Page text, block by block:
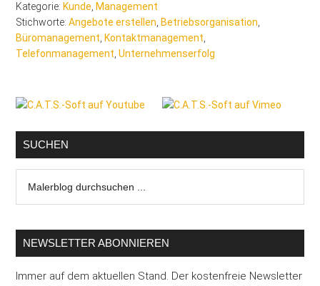
Kategorie: Kunde, Management
Stichworte:Angebote erstellen, Betriebsorganisation,
Büromanagement, Kontaktmanagement,
Telefonmanagement,Unternehmenserfolg
Seitenspalte
SUCHEN
durchsuchen
NEWSLETTER ABONNIEREN
Immer auf dem aktuellen Stand. Der kostenfreie Newsletter